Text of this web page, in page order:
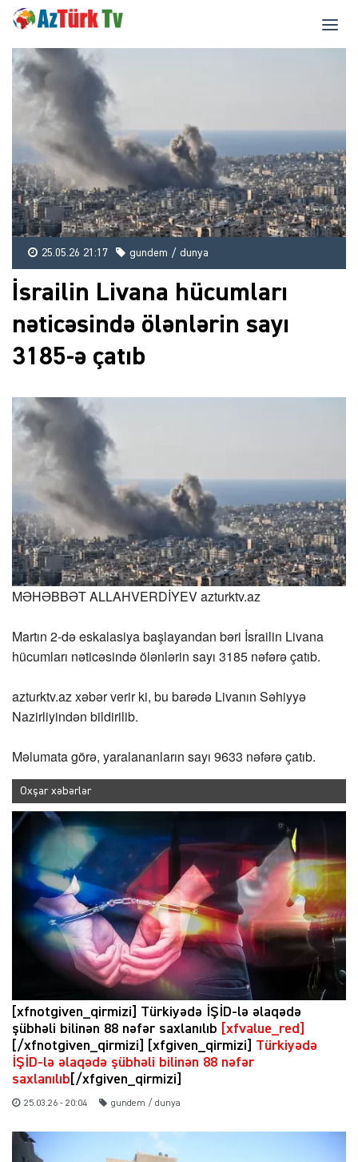
25.05.26 21:17 gundem / dunya
İsrailin Livana hücumları
nəticəsində ölənlərin sayı
3185-ə çatıb
MƏHƏBBƏT ALLAHVERDİYEVazturktv.az
Martın 2-də eskalasiya başlayandan bəri İsrailin Livana
hücumları nəticəsində ölənlərin sayı 3185 nəfərə çatıb.
azturktv.azxəbər verir ki, bu barədə Livanın Səhiyyə
Nazirliyindən bildirilib.
Məlumata görə, yaralananların sayı 9633 nəfərə çatıb.
Oxşar xəbərlər
[xfnotgiven_qirmizi] Türkiyədə İŞİD-lə əlaqədə
şübhəli bilinən 88 nəfər saxlanılıb
[xfvalue_red]
[/xfnotgiven_qirmizi] [xfgiven_qirmizi] Türkiyədə
İŞİD-lə əlaqədə şübhəli bilinən 88 nəfər
saxlanılıb [/xfgiven_qirmizi]
25.03.26 - 20:04 gundem / dunya